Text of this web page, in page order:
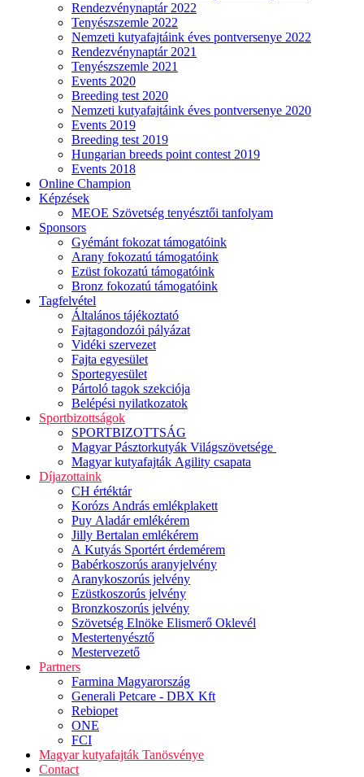
Rendezvénynaptár 2022
Tenyészszemle 2022
Nemzeti kutyafajtáink éves pontversenye 2022
Rendezvénynaptár 2021
Tenyészszemle 2021
Events 2020
Breeding test 2020
Nemzeti kutyafajtáink éves pontversenye 2020
Events 2019
Breeding test 2019
Hungarian breeds point contest 2019
Events 2018
Online Champion
Képzések
MEOE Szövetség tenyésztői tanfolyam
Sponsors
Gyémánt fokozat támogatóink
Arany fokozatú támogatóink
Ezüst fokozatú támogatóink
Bronz fokozatú támogatóink
Tagfelvétel
Általános tájékoztató
Fajtagondozói pályázat
Vidéki szervezet
Fajta egyesület
Sportegyesület
Pártoló tagok szekciója
Belépési nyilatkozatok
Sportbizottságok
SPORTBIZOTTSÁG
Magyar Pásztorkutyák Világszövetsége
Magyar kutyafajták Agility csapata
Díjazottaink
CH értéktár
Korózs András emlékplakett
Puy Aladár emlékérem
Jilly Bertalan emlékérem
A Kutyás Sportért érdemérem
Babérkoszorús aranyjelvény
Aranykoszorús jelvény
Ezüstkoszorús jelvény
Bronzkoszorús jelvény
Szövetség Elnöke Elismerő Oklevél
Mestertenyésztő
Mestervezető
Partners
Farmina Magyarország
Generali Petcare - DBX Kft
Rebiopet
ONE
FCI
Magyar kutyafajták Tanösvénye
Contact